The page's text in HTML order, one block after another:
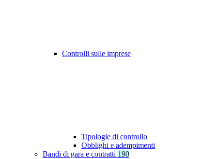
Controlli sulle imprese
Tipologie di controllo
Obblighi e adempimenti
Bandi di gara e contratti 190